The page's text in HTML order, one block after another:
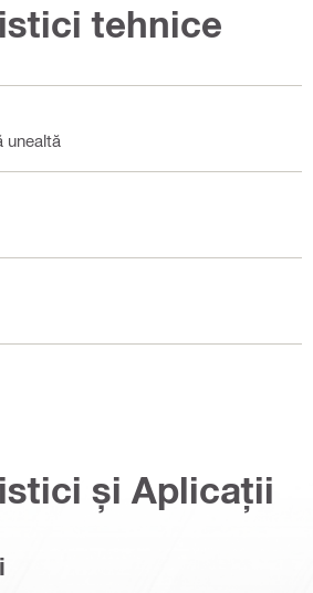
tehnice
unealtă
și Aplicații